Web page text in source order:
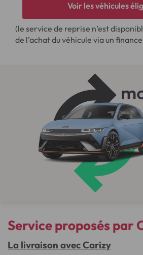
Voir les véhicules
(le service de reprise n’est
de l’achat du véhicule via un
Service proposés par
La livraison avec Carizy